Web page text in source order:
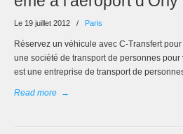
Le 19 juillet 2012 / Paris
Réservez un véhicule avec C-Transfert
une société de transport de personnes pour
est une entreprise de transport de
Read more →